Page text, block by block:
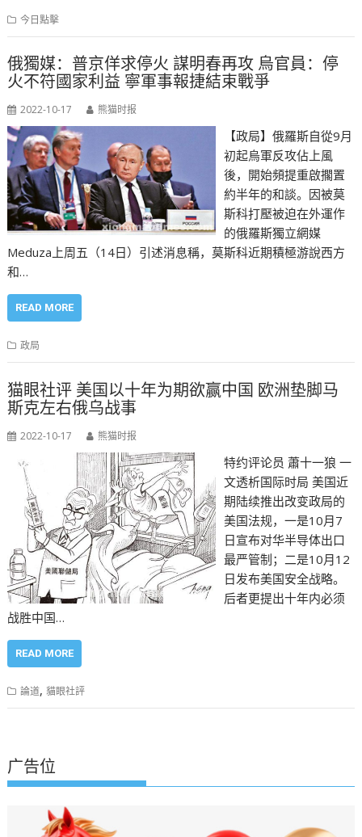
今日點擊
俄獨媒：普京佯求停火 謀明春再攻 烏官員：停
火不符國家利益 寧軍事報捷結束戰爭
2022-10-17 熊猫时报
【政局】俄羅斯自從9月
初起烏軍反攻佔上風
後，開始頻提重啟擱置
約半年的和談。因被莫
斯科打壓被迫在外運作
的俄羅斯獨立網媒
Meduza上周五（14日）引述消息稱，莫斯科近期積極游說西方
和…
READ MORE
政局
猫眼社评 美国以十年为期欲赢中国 欧洲垫脚马
斯克左右俄乌战事
2022-10-17 熊猫时报
特约评论员 蕭十一狼 一
文透析国际时局 美国近
期陆续推出改变政局的
美国法规，一是10月7
日宣布对华半导体出口
最严管制；二是10月12
日发布美国安全战略。
后者更提出十年内必须
战胜中国…
READ MORE
論道,貓眼社評
广告位